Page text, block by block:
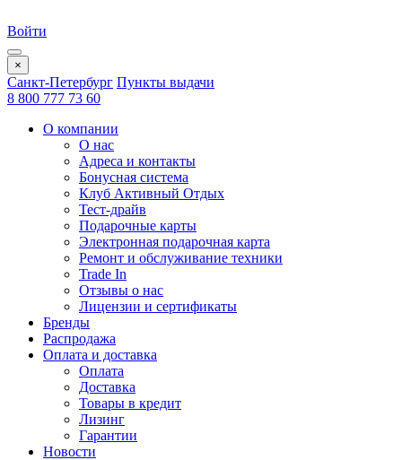
Войти
×
Санкт-Петербург Пункты выдачи
8 800 777 73 60
О компании
О нас
Адреса и контакты
Бонусная система
Клуб Активный Отдых
Тест-драйв
Подарочные карты
Электронная подарочная карта
Ремонт и обслуживание техники
Trade In
Отзывы о нас
Лицензии и сертификаты
Бренды
Распродажа
Оплата и доставка
Оплата
Доставка
Товары в кредит
Лизинг
Гарантии
Новости